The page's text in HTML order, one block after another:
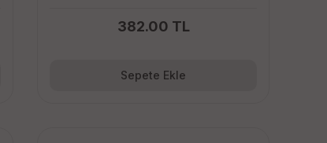
382.00 TL
Sepete Ekle